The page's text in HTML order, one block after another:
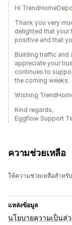
Hi
Thank you very
delighted that your
positive and that
Building traffic and
appreciate your
continues to
the coming weeks.
Wishing
Kind regards,
Eggflow Support
ความช่วยเหลือ
ให้ความช่วยเหลือสำหรั
แหล่งข้อมูล
นโยบายความเป็นส่